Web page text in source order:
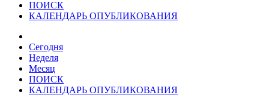
ПОИСК
КАЛЕНДАРЬ ОПУБЛИКОВАНИЯ
Сегодня
Неделя
Месяц
ПОИСК
КАЛЕНДАРЬ ОПУБЛИКОВАНИЯ